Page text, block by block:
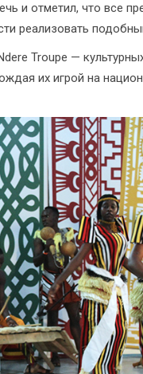
и отметил, что все
реализовать
Troupe —
их игрой на